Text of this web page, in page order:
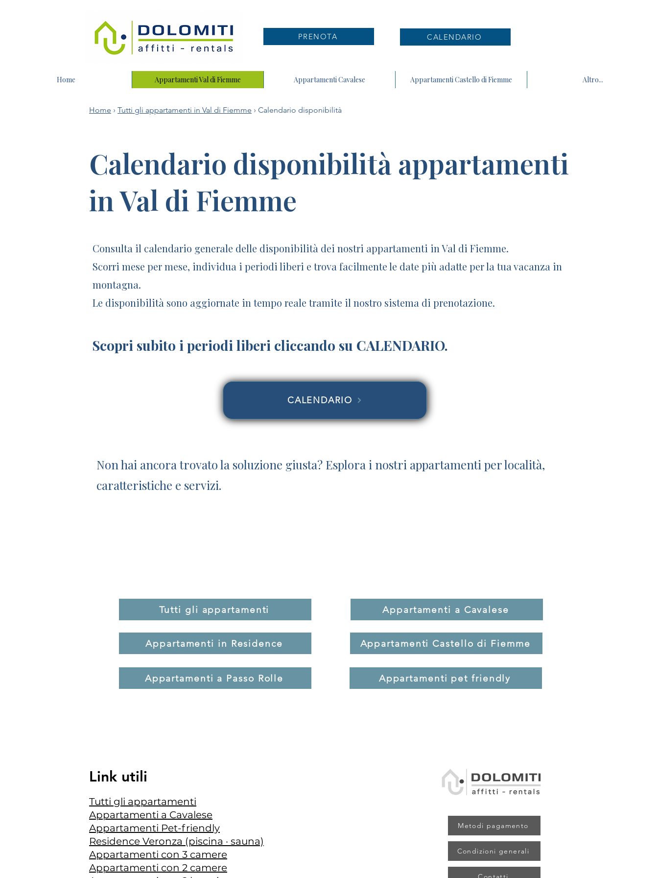
PRENOTA CALENDARIO
Home Appartamenti Val di Fiemme Appartamenti Cavalese Appartamenti Castello di Fiemme Altro...
Home › Tutti gli appartamenti in Val di Fiemme › Calendario disponibilità
Calendario disponibilità appartamenti
in Val di Fiemme
Consulta il calendario generale delle disponibilità dei nostri appartamenti in Val di Fiemme.
Scorri mese per mese, individua i periodi liberi e trova facilmente le date più adatte per la tua vacanza in
montagna.
Le disponibilità sono aggiornate in tempo reale tramite il nostro sistema di prenotazione.
Scopri subito i periodi liberi cliccando su CALENDARIO.
CALENDARIO
Non hai ancora trovato la soluzione giusta? Esplora i nostri appartamenti per località,
caratteristiche e servizi.
Tutti gli appartamenti
Appartamenti in Residence
Appartamenti a Passo Rolle
Appartamenti a Cavalese
Appartamenti Castello di Fiemme
Appartamenti pet friendly
Link utili
Tutti gli appartamenti
Appartamenti a Cavalese
Appartamenti Pet-friendly
Residence Veronza (piscina · sauna)
Appartamenti con 3 camere
Appartamenti con 2 camere
Metodi pagamento
Condizioni generali